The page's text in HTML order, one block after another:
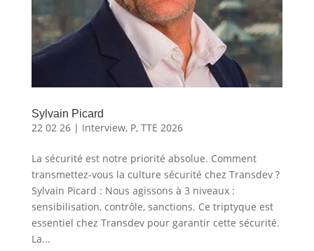
Sylvain Picard
22 02 26| Interview, P, TTE 2026
La sécurité est notre priorité absolue. Comment
transmettez-vous la culture sécurité chez Transdev ?
Sylvain Picard : Nous agissons à 3 niveaux :
sensibilisation, contrôle, sanctions. Ce triptyque est
essentiel chez Transdev pour garantir cette sécurité.
La...